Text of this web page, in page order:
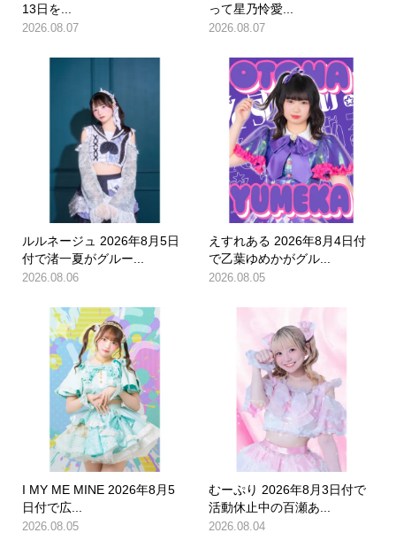
13日を...
2026.08.07
って星乃怜愛...
2026.08.07
ルルネージュ 2026年8月5日
付で渚一夏がグルー...
2026.08.06
えすれある 2026年8月4日付
で乙葉ゆめかがグル...
2026.08.05
I MY ME MINE 2026年8月5
日付で広...
2026.08.05
むーぷり 2026年8月3日付で
活動休止中の百瀬あ...
2026.08.04